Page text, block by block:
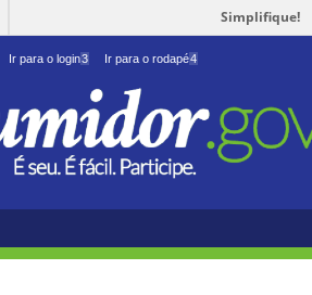
Simplifique!
Ir para o login3 Ir para o rodapé4